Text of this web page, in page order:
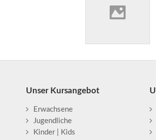
Unser Kursangebot
Erwachsene
Jugendliche
Kinder | Kids